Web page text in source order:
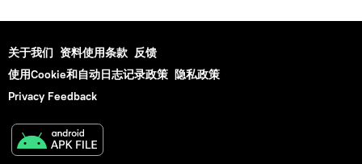
关于我们 资料使用条款 反馈
使用Cookie和自动日志记录政策 隐私政策
Privacy Feedback